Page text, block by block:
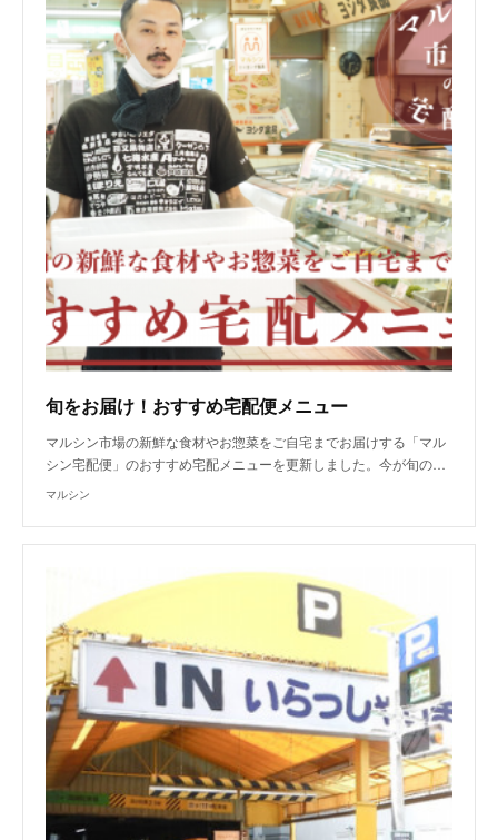
旬をお届け！おすすめ宅配便メニュー
マルシン市場の新鮮な食材やお惣菜をご自宅までお届けする「マル
シン宅配便」のおすすめ宅配メニューを更新しました。今が旬の…
マルシン